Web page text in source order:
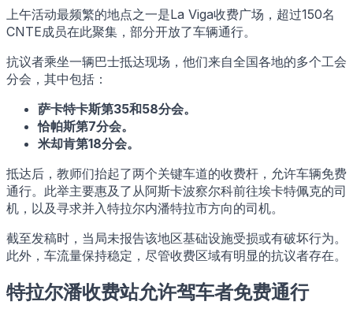
上午活动最频繁的地点之一是La Viga收费广场，超过150名
CNTE成员在此聚集，部分开放了车辆通行。
抗议者乘坐一辆巴士抵达现场，他们来自全国各地的多个工会
分会，其中包括：
萨卡特卡斯第35和58分会。
恰帕斯第7分会。
米却肯第18分会。
抵达后，教师们抬起了两个关键车道的收费杆，允许车辆免费
通行。此举主要惠及了从阿斯卡波察尔科前往埃卡特佩克的司
机，以及寻求并入特拉尔内潘特拉市方向的司机。
截至发稿时，当局未报告该地区基础设施受损或有破坏行为。
此外，车流量保持稳定，尽管收费区域有明显的抗议者存在。
特拉尔潘收费站允许驾车者免费通行